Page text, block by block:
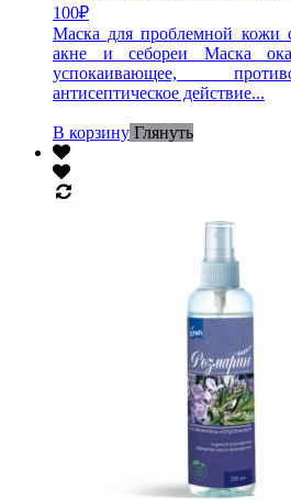
100₽
Маска для проблемной кожи
акне и себореи Маска
успокаивающее,
антисептическое действие...
В корзину Глянуть